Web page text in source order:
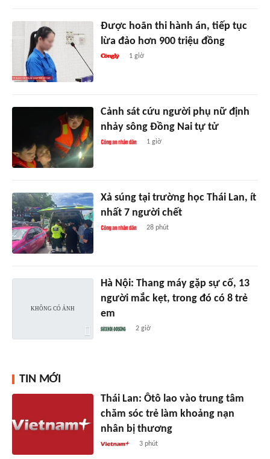
Được hoãn thi hành án, tiếp tục
lừa đảo hơn 900 triệu đồng
1 giờ
Cảnh sát cứu người phụ nữ định
nhảy sông Đồng Nai tự tử
1 giờ
Xả súng tại trường học Thái Lan, ít
nhất 7 người chết
28 phút
Hà Nội: Thang máy gặp sự cố, 13
người mắc kẹt, trong đó có 8 trẻ
em
2 giờ
TIN MỚI
Thái Lan: Ôtô lao vào trung tâm
chăm sóc trẻ làm khoảng nạn
nhân bị thương
3 phút